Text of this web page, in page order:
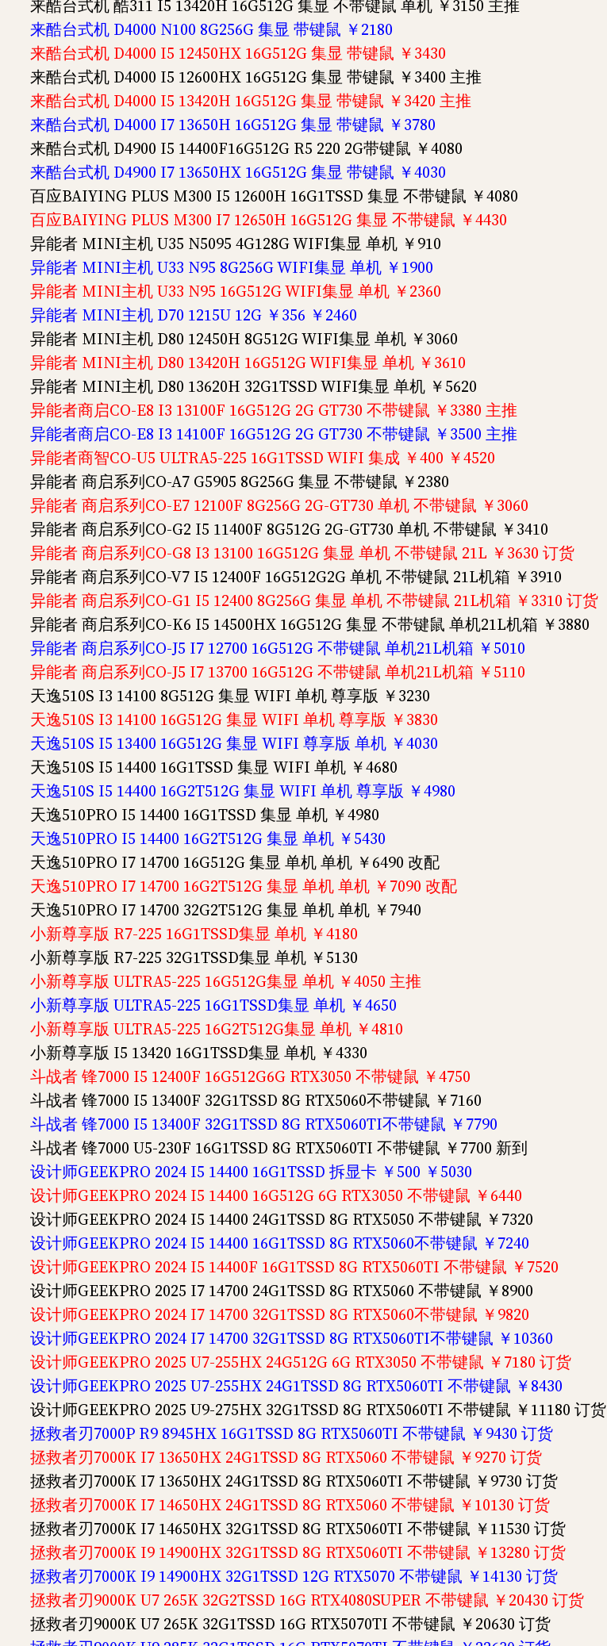
来酷台式机 酷311 I5 13420H 16G512G 集显 不带键鼠 单机 ￥3150 主推
来酷台式机 D4000 N100 8G256G 集显 带键鼠 ￥2180
来酷台式机 D4000 I5 12450HX 16G512G 集显 带键鼠 ￥3430
来酷台式机 D4000 I5 12600HX 16G512G 集显 带键鼠 ￥3400 主推
来酷台式机 D4000 I5 13420H 16G512G 集显 带键鼠 ￥3420 主推
来酷台式机 D4000 I7 13650H 16G512G 集显 带键鼠 ￥3780
来酷台式机 D4900 I5 14400F16G512G R5 220 2G带键鼠 ￥4080
来酷台式机 D4900 I7 13650HX 16G512G 集显 带键鼠 ￥4030
百应BAIYING PLUS M300 I5 12600H 16G1TSSD 集显 不带键鼠 ￥4080
百应BAIYING PLUS M300 I7 12650H 16G512G 集显 不带键鼠 ￥4430
异能者 MINI主机 U35 N5095 4G128G WIFI集显 单机 ￥910
异能者 MINI主机 U33 N95 8G256G WIFI集显 单机 ￥1900
异能者 MINI主机 U33 N95 16G512G WIFI集显 单机 ￥2360
异能者 MINI主机 D70 1215U 12G ￥356 ￥2460
异能者 MINI主机 D80 12450H 8G512G WIFI集显 单机 ￥3060
异能者 MINI主机 D80 13420H 16G512G WIFI集显 单机 ￥3610
异能者 MINI主机 D80 13620H 32G1TSSD WIFI集显 单机 ￥5620
异能者商启CO-E8 I3 13100F 16G512G 2G GT730 不带键鼠 ￥3380 主推
异能者商启CO-E8 I3 14100F 16G512G 2G GT730 不带键鼠 ￥3500 主推
异能者商智CO-U5 ULTRA5-225 16G1TSSD WIFI 集成 ￥400 ￥4520
异能者 商启系列CO-A7 G5905 8G256G 集显 不带键鼠 ￥2380
异能者 商启系列CO-E7 12100F 8G256G 2G-GT730 单机 不带键鼠 ￥3060
异能者 商启系列CO-G2 I5 11400F 8G512G 2G-GT730 单机 不带键鼠 ￥3410
异能者 商启系列CO-G8 I3 13100 16G512G 集显 单机 不带键鼠 21L ￥3630 订货
异能者 商启系列CO-V7 I5 12400F 16G512G2G 单机 不带键鼠 21L机箱 ￥3910
异能者 商启系列CO-G1 I5 12400 8G256G 集显 单机 不带键鼠 21L机箱 ￥3310 订货
异能者 商启系列CO-K6 I5 14500HX 16G512G 集显 不带键鼠 单机21L机箱 ￥3880
异能者 商启系列CO-J5 I7 12700 16G512G 不带键鼠 单机21L机箱 ￥5010
异能者 商启系列CO-J5 I7 13700 16G512G 不带键鼠 单机21L机箱 ￥5110
天逸510S I3 14100 8G512G 集显 WIFI 单机 尊享版 ￥3230
天逸510S I3 14100 16G512G 集显 WIFI 单机 尊享版 ￥3830
天逸510S I5 13400 16G512G 集显 WIFI 尊享版 单机 ￥4030
天逸510S I5 14400 16G1TSSD 集显 WIFI 单机 ￥4680
天逸510S I5 14400 16G2T512G 集显 WIFI 单机 尊享版 ￥4980
天逸510PRO I5 14400 16G1TSSD 集显 单机 ￥4980
天逸510PRO I5 14400 16G2T512G 集显 单机 ￥5430
天逸510PRO I7 14700 16G512G 集显 单机 单机 ￥6490 改配
天逸510PRO I7 14700 16G2T512G 集显 单机 单机 ￥7090 改配
天逸510PRO I7 14700 32G2T512G 集显 单机 单机 ￥7940
小新尊享版 R7-225 16G1TSSD集显 单机 ￥4180
小新尊享版 R7-225 32G1TSSD集显 单机 ￥5130
小新尊享版 ULTRA5-225 16G512G集显 单机 ￥4050 主推
小新尊享版 ULTRA5-225 16G1TSSD集显 单机 ￥4650
小新尊享版 ULTRA5-225 16G2T512G集显 单机 ￥4810
小新尊享版 I5 13420 16G1TSSD集显 单机 ￥4330
斗战者 锋7000 I5 12400F 16G512G6G RTX3050 不带键鼠 ￥4750
斗战者 锋7000 I5 13400F 32G1TSSD 8G RTX5060不带键鼠 ￥7160
斗战者 锋7000 I5 13400F 32G1TSSD 8G RTX5060TI不带键鼠 ￥7790
斗战者 锋7000 U5-230F 16G1TSSD 8G RTX5060TI 不带键鼠 ￥7700 新到
设计师GEEKPRO 2024 I5 14400 16G1TSSD 拆显卡 ￥500 ￥5030
设计师GEEKPRO 2024 I5 14400 16G512G 6G RTX3050 不带键鼠 ￥6440
设计师GEEKPRO 2024 I5 14400 24G1TSSD 8G RTX5050 不带键鼠 ￥7320
设计师GEEKPRO 2024 I5 14400 16G1TSSD 8G RTX5060不带键鼠 ￥7240
设计师GEEKPRO 2024 I5 14400F 16G1TSSD 8G RTX5060TI 不带键鼠 ￥7520
设计师GEEKPRO 2025 I7 14700 24G1TSSD 8G RTX5060 不带键鼠 ￥8900
设计师GEEKPRO 2024 I7 14700 32G1TSSD 8G RTX5060不带键鼠 ￥9820
设计师GEEKPRO 2024 I7 14700 32G1TSSD 8G RTX5060TI不带键鼠 ￥10360
设计师GEEKPRO 2025 U7-255HX 24G512G 6G RTX3050 不带键鼠 ￥7180 订货
设计师GEEKPRO 2025 U7-255HX 24G1TSSD 8G RTX5060TI 不带键鼠 ￥8430
设计师GEEKPRO 2025 U9-275HX 32G1TSSD 8G RTX5060TI 不带键鼠 ￥11180 订货
拯救者刃7000P R9 8945HX 16G1TSSD 8G RTX5060TI 不带键鼠 ￥9430 订货
拯救者刃7000K I7 13650HX 24G1TSSD 8G RTX5060 不带键鼠 ￥9270 订货
拯救者刃7000K I7 13650HX 24G1TSSD 8G RTX5060TI 不带键鼠 ￥9730 订货
拯救者刃7000K I7 14650HX 24G1TSSD 8G RTX5060 不带键鼠 ￥10130 订货
拯救者刃7000K I7 14650HX 32G1TSSD 8G RTX5060TI 不带键鼠 ￥11530 订货
拯救者刃7000K I9 14900HX 32G1TSSD 8G RTX5060TI 不带键鼠 ￥13280 订货
拯救者刃7000K I9 14900HX 32G1TSSD 12G RTX5070 不带键鼠 ￥14130 订货
拯救者刃9000K U7 265K 32G2TSSD 16G RTX4080SUPER 不带键鼠 ￥20430 订货
拯救者刃9000K U7 265K 32G1TSSD 16G RTX5070TI 不带键鼠 ￥20630 订货